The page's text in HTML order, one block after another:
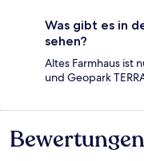
Was gibt es in
sehen?
Altes Farmhaus ist
und Geopark
Bewertungen